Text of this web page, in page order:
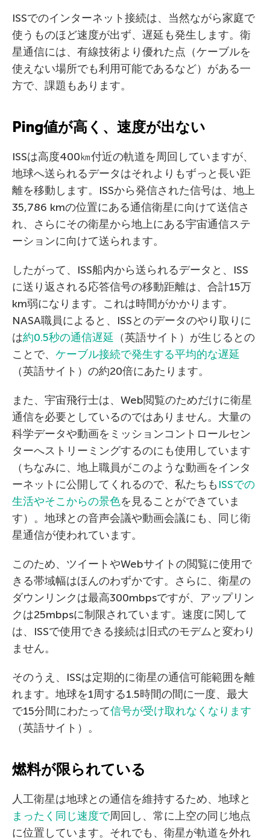
ISSでのインターネット接続は、当然ながら家庭で
使うものほど速度が出ず、遅延も発生します。衛
星通信には、有線技術より優れた点（ケーブルを
使えない場所でも利用可能であるなど）がある一
方で、課題もあります。
Ping値が高く、速度が出ない
ISSは高度400㎞付近の軌道を周回していますが、
地球へ送られるデータはそれよりもずっと長い距
離を移動します。ISSから発信された信号は、地上
35,786 kmの位置にある通信衛星に向けて送信さ
れ、さらにその衛星から地上にある宇宙通信ステ
ーションに向けて送られます。
したがって、ISS船内から送られるデータと、ISS
に送り返される応答信号の移動距離は、合計15万
km弱になります。これは時間がかかります。
NASA職員によると、ISSとのデータのやり取りに
は約0.5秒の通信遅延 （英語サイト）が生じるとの
ことで、 ケーブル接続で発生する平均的な遅延
（英語サイト）の約20倍にあたります。
また、宇宙飛行士は、Web閲覧のためだけに衛星
通信を必要としているのではありません。大量の
科学データや動画をミッションコントロールセン
ターへストリーミングするのにも使用しています
（ちなみに、地上職員がこのような動画をインタ
ーネットに公開してくれるので、私たちも ISSでの
生活やそこからの景色を見ることができていま
す）。地球との音声会議や動画会議にも、同じ衛
星通信が使われています。
このため、ツイートやWebサイトの閲覧に使用で
きる帯域幅はほんのわずかです。さらに、衛星の
ダウンリンクは最高300mbpsですが、アップリン
クは25mbpsに制限されています。速度に関して
は、ISSで使用できる接続は旧式のモデムと変わり
ません。
そのうえ、ISSは定期的に衛星の通信可能範囲を離
れます。地球を1周する1.5時間の間に一度、最大
で15分間にわたって信号が受け取れなくなります
（英語サイト）。
燃料が限られている
人工衛星は地球との通信を維持するため、地球と
まったく同じ速度で周回し、常に上空の同じ地点
に位置しています。それでも、衛星が軌道を外れ